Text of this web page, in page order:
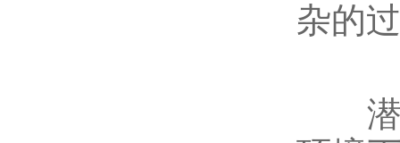
杂的
潜水